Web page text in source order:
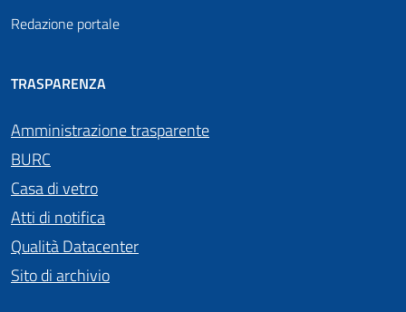
Redazione portale
TRASPARENZA
Amministrazione trasparente
BURC
Casa di vetro
Atti di notifica
Qualità Datacenter
Sito di archivio